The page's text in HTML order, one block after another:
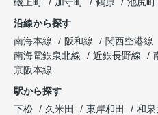
沿線から探す
南海本線
阪和線 関西空港線
南海電鉄泉北線
近鉄長野線
京阪本線
駅から探す
下松
久米田 東岸和田 和泉